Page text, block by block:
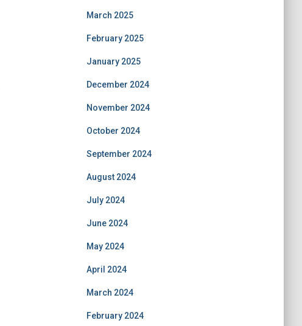
March 2025
February 2025
January 2025
December 2024
November 2024
October 2024
September 2024
August 2024
July 2024
June 2024
May 2024
April 2024
March 2024
February 2024